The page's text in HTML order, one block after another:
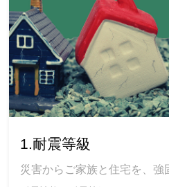
1.耐震等級
災害からご家族と住宅を、強